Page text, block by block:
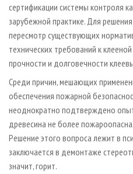
сертификации системы контроля
зарубежной практике. Для
пересмотр существующих
технических требований к
прочности и долговечности
Среди причин, мешающих
обеспечения пожарной
неоднократно подтверждено
древесина не более
Решение этого вопроса лежит в
заключается в демонтаже
значит, горит.